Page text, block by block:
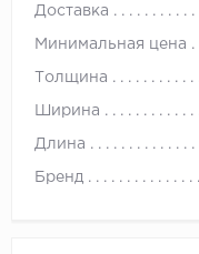
Доставка
Минимальная цена
Толщина
Ширина
Длина
Бренд